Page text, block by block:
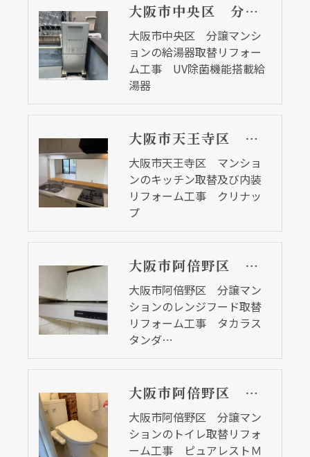
大阪市中央区 分譲マンションの給湯器取替リフォーム工事 UV除菌機能搭載給湯器
大阪市中央区 分譲マンシ
ョンの給湯器取替リフォー
ム工事 UV除菌機能搭載給
湯器
大阪市天王寺区 マンションのキッチン取替及び内装リフォーム工事 クリナップ
大阪市天王寺区 マンショ
ンのキッチン取替及び内装
リフォーム工事 クリナッ
プ
大阪市阿倍野区 分譲マンションのレンジフード取替リフォーム工事 タカラスタンダード
大阪市阿倍野区 分譲マン
ションのレンジフード取替
リフォーム工事 タカラス
タンダ…
大阪市阿倍野区 分譲マンションのトイレ取替リフォーム工事 ピュアレストＭＲ
大阪市阿倍野区 分譲マン
ションのトイレ取替リフォ
ーム工事 ピュアレストＭ